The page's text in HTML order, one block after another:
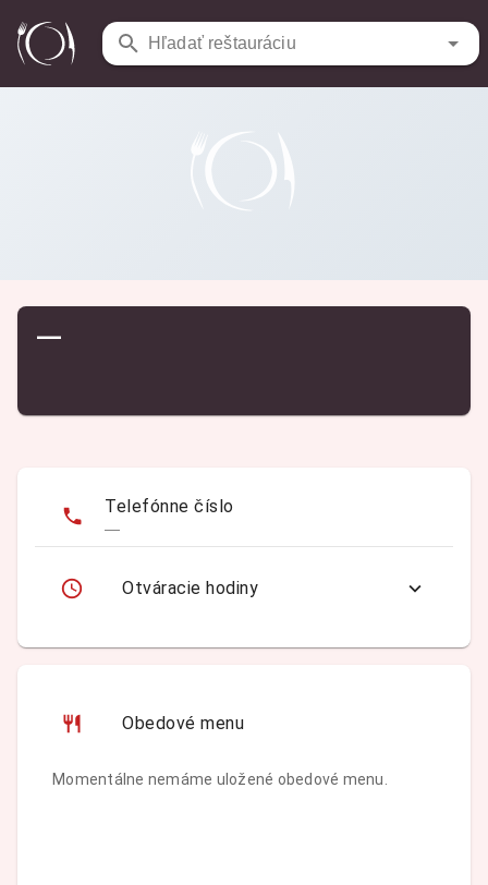
Hľadať reštauráciu
Reštaurácie /
—
Telefónne číslo
—
Otváracie hodiny
Obedové menu
Momentálne nemáme uložené obedové menu.